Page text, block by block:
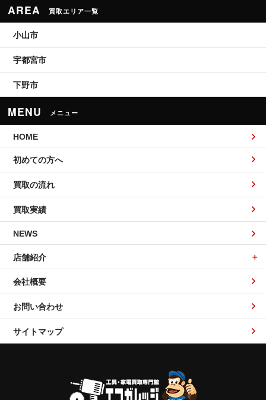
AREA 買取エリア一覧
小山市
宇都宮市
下野市
MENU メニュー
HOME
初めての方へ
買取の流れ
買取実績
NEWS
店舗紹介
会社概要
お問い合わせ
サイトマップ